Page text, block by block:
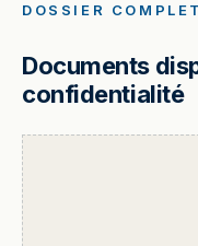
DOSSIER COMPLET
Documents
confidentialité